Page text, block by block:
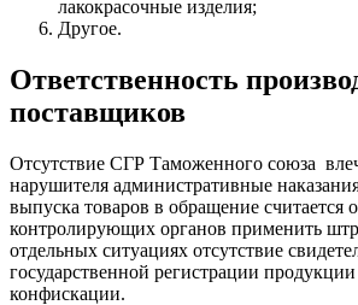
лакокрасочные изделия;
Другое.
Ответственность
поставщиков
Отсутствие СГР Таможенного союза
нарушителя административные
выпуска товаров в обращение считается
контролирующих органов применить
отдельных ситуациях отсутствие
государственной регистрации
конфискации.